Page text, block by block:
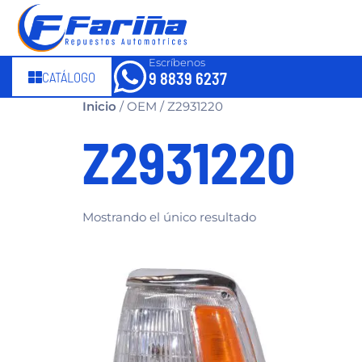
CATÁLOGO
Escríbenos
9 8839 6237
Inicio / OEM / Z2931220
Z2931220
Mostrando el único resultado